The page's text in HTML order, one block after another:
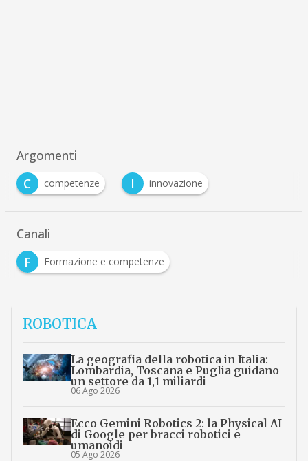
Argomenti
C
competenze I innovazione
Canali
F
Formazione e competenze
ROBOTICA
La geografia della robotica in Italia:
Lombardia, Toscana e Puglia guidano
un settore da 1,1 miliardi
06 Ago 2026
Ecco Gemini Robotics 2: la Physical AI
di Google per bracci robotici e
umanoidi
05 Ago 2026